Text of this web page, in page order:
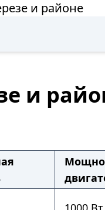
и районе
и